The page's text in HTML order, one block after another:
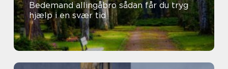
Bedemand allingåbro sådan får du tryg
hjælp i en svær tid